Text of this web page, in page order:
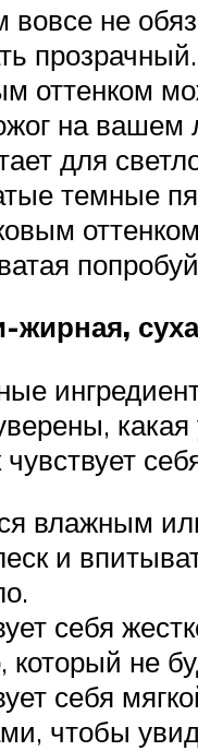
вовсе не
прозрачный.
оттенком
на вашем
для
темные
жирная,
влажным
и
себя
не
себя
чтобы